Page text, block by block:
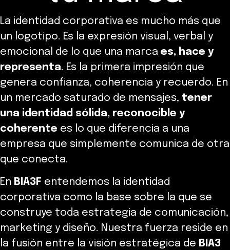
La identidad corporativa es mucho más que
un logotipo. Es la expresión visual, verbal y
emocional de lo que una marca es, hace y
representa. Es la primera impresión que
genera confianza, coherencia y recuerdo. En
un mercado saturado de mensajes, tener
una identidad sólida, reconocible y
coherente es lo que diferencia a una
empresa que simplemente comunica de otra
que conecta.
En BIA3F entendemos la identidad
corporativa como la base sobre la que se
construye toda estrategia de comunicación,
marketing y diseño. Nuestra fuerza reside en
la fusión entre la visión estratégica de BIA3